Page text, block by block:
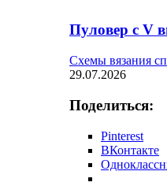
Пуловер с V
Схемы вязания
29.07.2026
Поделиться:
Pinterest
ВКонтакте